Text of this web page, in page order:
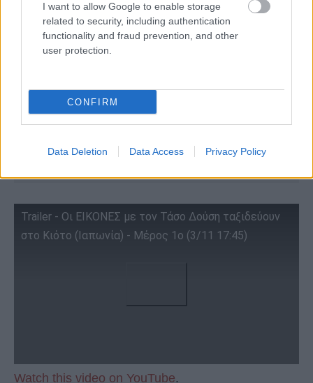
I want to allow Google to enable storage
related to security, including authentication
functionality and fraud prevention, and other
user protection.
CONFIRM
Data Deletion Data Access Privacy Policy
Trailer - Oι ΕΙΚΟΝΕΣ με τον Τάσο Δούση ταξιδεύουν
στo Κιότο (Ιαπωνία) - Μέρος 1ο (3/11 17:45)
Watch this video on YouTube.